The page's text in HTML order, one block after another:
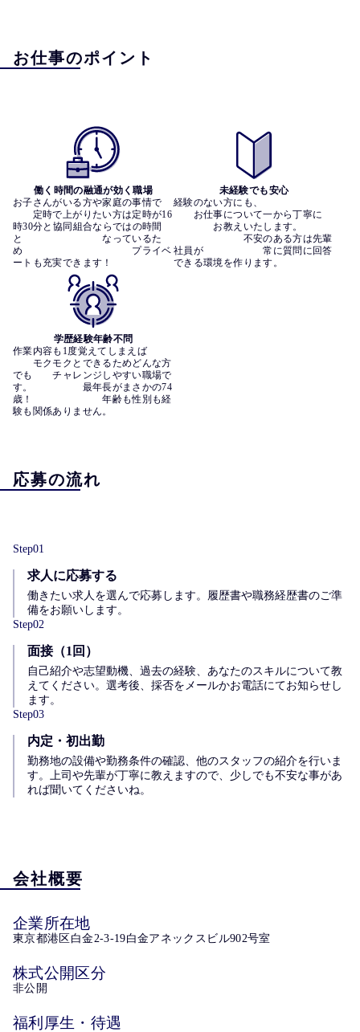
お仕事のポイント
働く時間の融通が効く職場
お子さんがいる方や家庭の事情で
定時で上がりたい方は定時が16
時30分と協同組合ならではの時間
と　　　　　　　　なっているた
め　　　　　　　　　　　プライベ
ートも充実できます！
未経験でも安心
経験のない方にも、
お仕事について一から丁寧に
お教えいたします。
不安のある方は先輩
社員が　　　　　　常に質問に回答
できる環境を作ります。
学歴経験年齢不問
作業内容も1度覚えてしまえば
モクモクとできるためどんな方
でも　　チャレンジしやすい職場で
す。　　　　　最年長がまさかの74
歳！　　　　　　　年齢も性別も経
験も関係ありません。
応募の流れ
Step01
求人に応募する
働きたい求人を選んで応募します。履歴書や職務経歴書のご準
備をお願いします。
Step02
面接（1回）
自己紹介や志望動機、過去の経験、あなたのスキルについて教
えてください。選考後、採否をメールかお電話にてお知らせし
ます。
Step03
内定・初出勤
勤務地の設備や勤務条件の確認、他のスタッフの紹介を行いま
す。上司や先輩が丁寧に教えますので、少しでも不安な事があ
れば聞いてくださいね。
会社概要
企業所在地
東京都港区白金2‐3‐19白金アネックスビル902号室
株式公開区分
非公開
福利厚生・待遇